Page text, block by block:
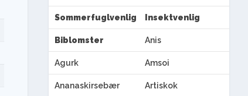
Sommerfuglvenlig Insektvenlig
Biblomster Anis
Agurk Amsoi
Ananaskirsebær Artiskok